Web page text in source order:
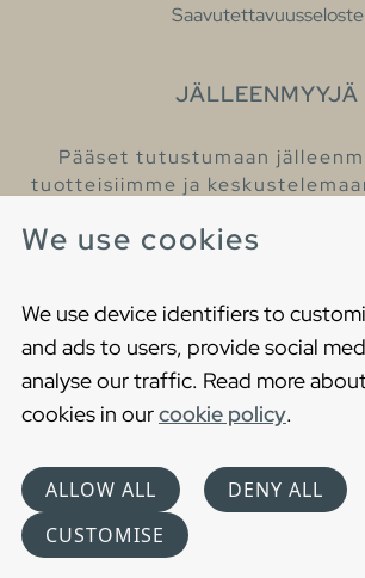
We use cookies
We use device identifiers to
and ads to users, provide social
analyse our traffic. Read more
cookies in ourcookie policy.
ALLOW ALL
DENY ALL
CUSTOMISE
Saavutettavuusseloste
JÄLLEENMYYJÄ
Pääset tutustumaan
tuotteisiimme ja
Cookies
Privacy
Choose language